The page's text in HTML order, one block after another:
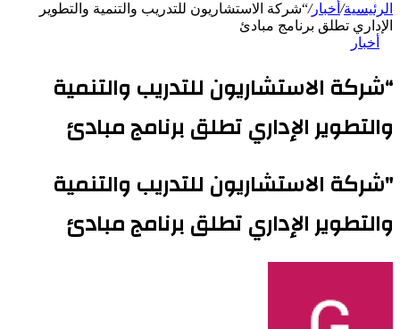
الرئيسية/ أخبار/“شركة الاستشاريون للتدريب والتنمية والتطوير
الإداري تطلق برنامج مبادئ
أخبار
“شركة الاستشاريون للتدريب والتنمية
والتطوير الإداري تطلق برنامج مبادئ
"شركة الاستشاريون للتدريب والتنمية
والتطوير الإداري تطلق برنامج مبادئ